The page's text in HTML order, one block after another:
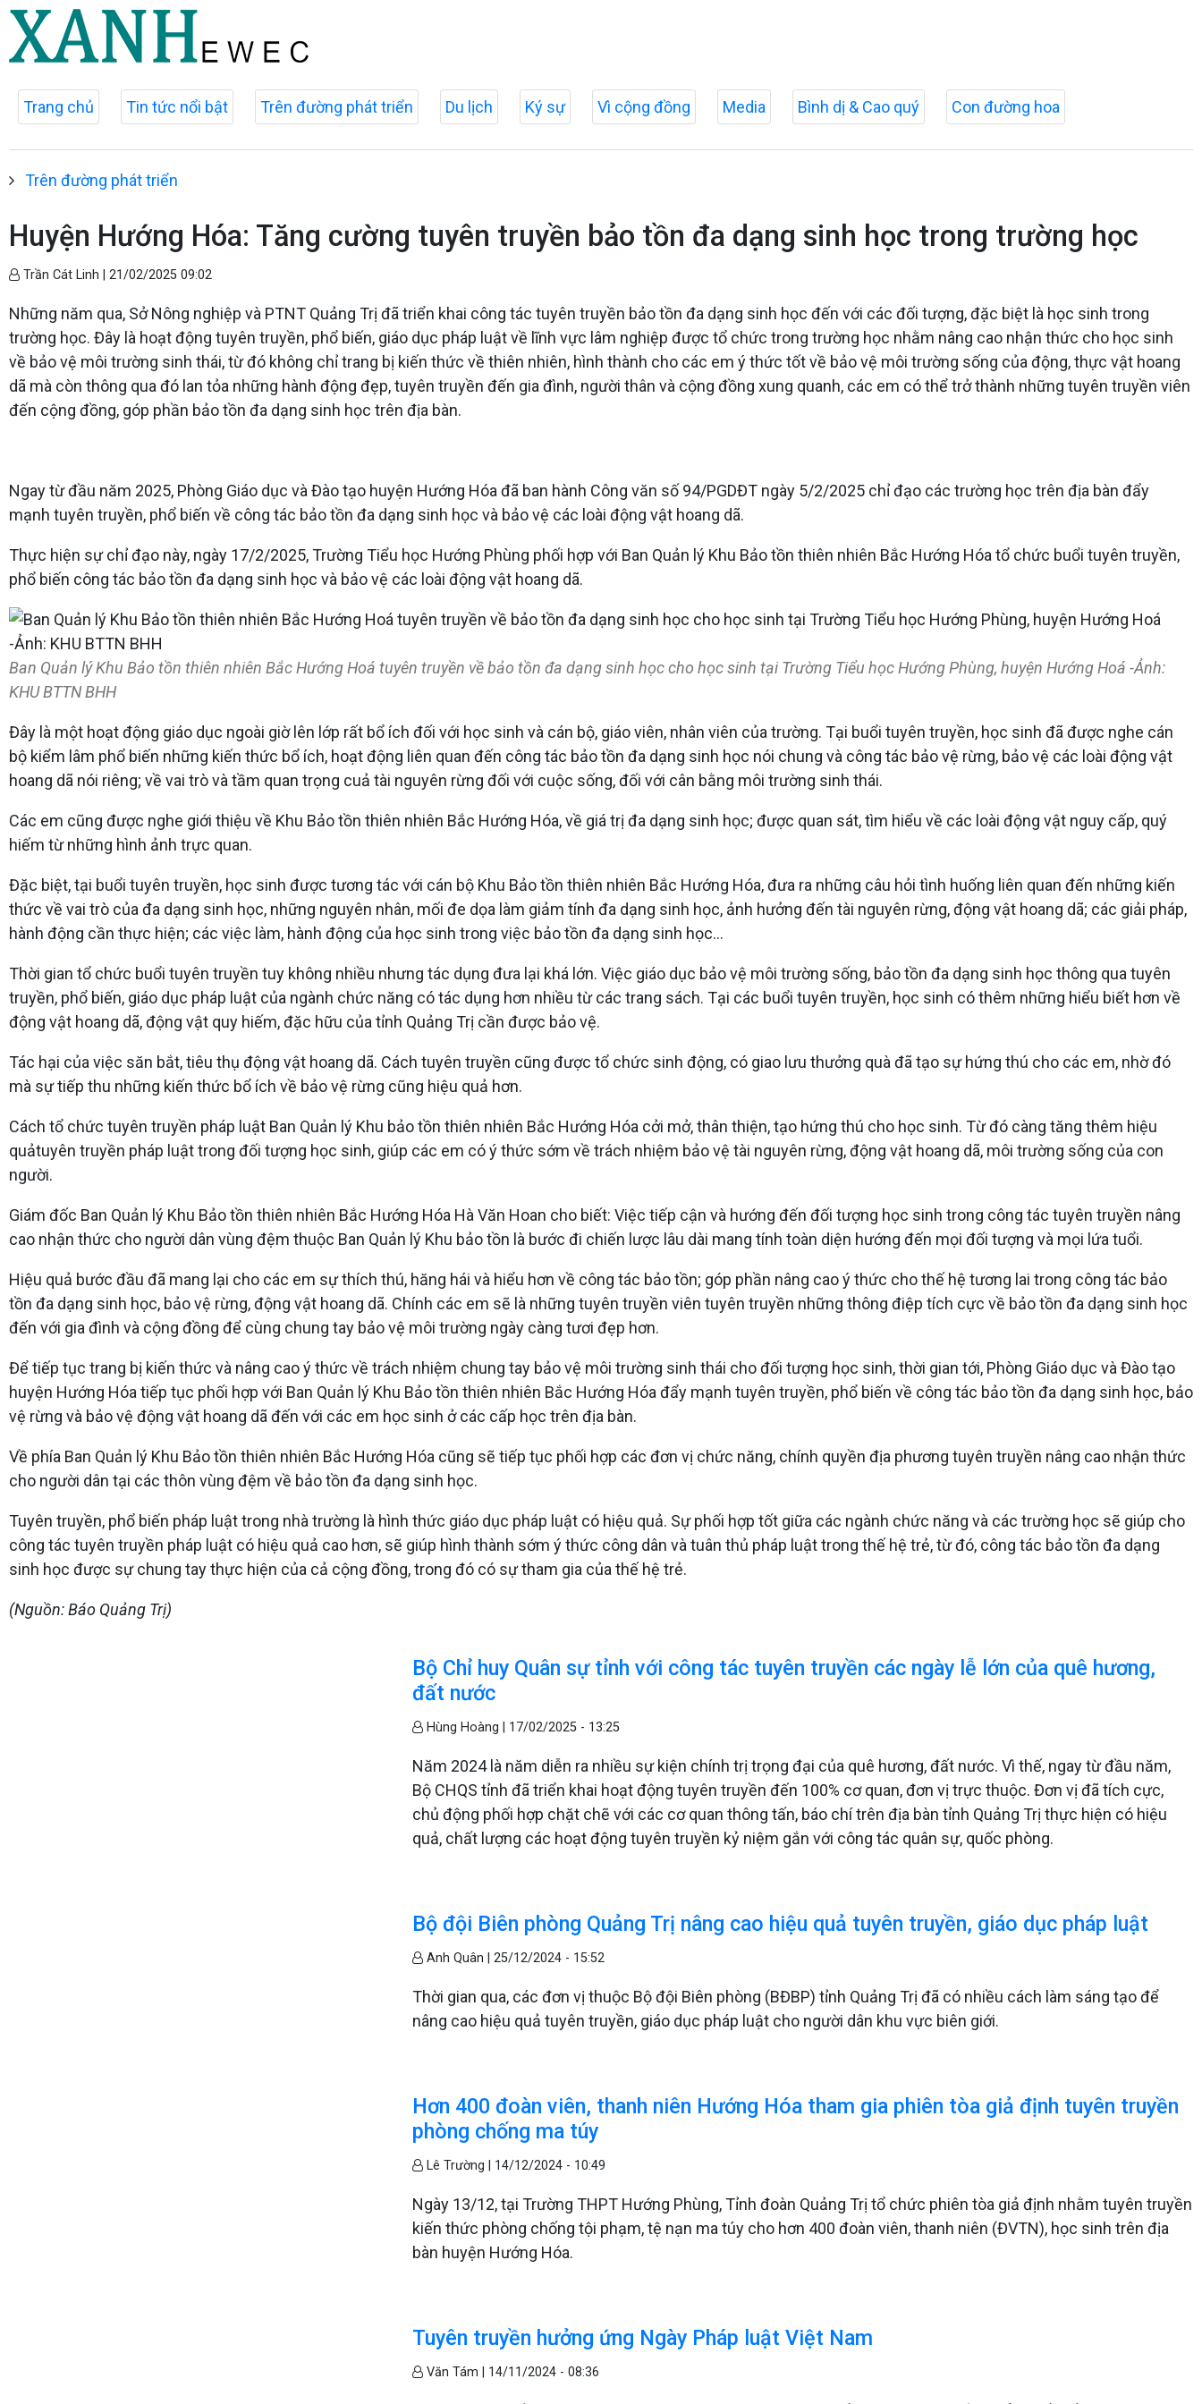
Trang chủ Tin tức nổi bật Trên đường phát triển Du lịch Ký sự Vì cộng đồng Media Bình dị & Cao quý Con đường hoa
Trên đường phát triển
Huyện Hướng Hóa: Tăng cường tuyên truyền bảo tồn đa dạng sinh học trong trường học
Trần Cát Linh | 21/02/2025 09:02
Những năm qua, Sở Nông nghiệp và PTNT Quảng Trị đã triển khai công tác tuyên truyền bảo tồn đa dạng sinh học đến với các đối tượng, đặc biệt là học sinh trong
trường học. Đây là hoạt động tuyên truyền, phổ biến, giáo dục pháp luật về lĩnh vực lâm nghiệp được tổ chức trong trường học nhằm nâng cao nhận thức cho học sinh
về bảo vệ môi trường sinh thái, từ đó không chỉ trang bị kiến thức về thiên nhiên, hình thành cho các em ý thức tốt về bảo vệ môi trường sống của động, thực vật hoang
dã mà còn thông qua đó lan tỏa những hành động đẹp, tuyên truyền đến gia đình, người thân và cộng đồng xung quanh, các em có thể trở thành những tuyên truyền viên
đến cộng đồng, góp phần bảo tồn đa dạng sinh học trên địa bàn.
Ngay từ đầu năm 2025, Phòng Giáo dục và Đào tạo huyện Hướng Hóa đã ban hành Công văn số 94/PGDĐT ngày 5/2/2025 chỉ đạo các trường học trên địa bàn đẩy
mạnh tuyên truyền, phổ biến về công tác bảo tồn đa dạng sinh học và bảo vệ các loài động vật hoang dã.
Thực hiện sự chỉ đạo này, ngày 17/2/2025, Trường Tiểu học Hướng Phùng phối hợp với Ban Quản lý Khu Bảo tồn thiên nhiên Bắc Hướng Hóa tổ chức buổi tuyên truyền,
phổ biến công tác bảo tồn đa dạng sinh học và bảo vệ các loài động vật hoang dã.
Ban Quản lý Khu Bảo tồn thiên nhiên Bắc Hướng Hoá tuyên truyền về bảo tồn đa dạng sinh học cho học sinh tại Trường Tiểu học Hướng Phùng, huyện Hướng Hoá -Ảnh:
KHU BTTN BHH
Đây là một hoạt động giáo dục ngoài giờ lên lớp rất bổ ích đối với học sinh và cán bộ, giáo viên, nhân viên của trường. Tại buổi tuyên truyền, học sinh đã được nghe cán
bộ kiểm lâm phổ biến những kiến thức bổ ích, hoạt động liên quan đến công tác bảo tồn đa dạng sinh học nói chung và công tác bảo vệ rừng, bảo vệ các loài động vật
hoang dã nói riêng; về vai trò và tầm quan trọng cuả tài nguyên rừng đối với cuộc sống, đối với cân bằng môi trường sinh thái.
Các em cũng được nghe giới thiệu về Khu Bảo tồn thiên nhiên Bắc Hướng Hóa, về giá trị đa dạng sinh học; được quan sát, tìm hiểu về các loài động vật nguy cấp, quý
hiếm từ những hình ảnh trực quan.
Đặc biệt, tại buổi tuyên truyền, học sinh được tương tác với cán bộ Khu Bảo tồn thiên nhiên Bắc Hướng Hóa, đưa ra những câu hỏi tình huống liên quan đến những kiến
thức về vai trò của đa dạng sinh học, những nguyên nhân, mối đe dọa làm giảm tính đa dạng sinh học, ảnh hưởng đến tài nguyên rừng, động vật hoang dã; các giải pháp,
hành động cần thực hiện; các việc làm, hành động của học sinh trong việc bảo tồn đa dạng sinh học...
Thời gian tổ chức buổi tuyên truyền tuy không nhiều nhưng tác dụng đưa lại khá lớn. Việc giáo dục bảo vệ môi trường sống, bảo tồn đa dạng sinh học thông qua tuyên
truyền, phổ biến, giáo dục pháp luật của ngành chức năng có tác dụng hơn nhiều từ các trang sách. Tại các buổi tuyên truyền, học sinh có thêm những hiểu biết hơn về
động vật hoang dã, động vật quy hiếm, đặc hữu của tỉnh Quảng Trị cần được bảo vệ.
Tác hại của việc săn bắt, tiêu thụ động vật hoang dã. Cách tuyên truyền cũng được tổ chức sinh động, có giao lưu thưởng quà đã tạo sự hứng thú cho các em, nhờ đó
mà sự tiếp thu những kiến thức bổ ích về bảo vệ rừng cũng hiệu quả hơn.
Cách tổ chức tuyên truyền pháp luật Ban Quản lý Khu bảo tồn thiên nhiên Bắc Hướng Hóa cởi mở, thân thiện, tạo hứng thú cho học sinh. Từ đó càng tăng thêm hiệu
quảtuyên truyền pháp luật trong đối tượng học sinh, giúp các em có ý thức sớm về trách nhiệm bảo vệ tài nguyên rừng, động vật hoang dã, môi trường sống của con
người.
Giám đốc Ban Quản lý Khu Bảo tồn thiên nhiên Bắc Hướng Hóa Hà Văn Hoan cho biết: Việc tiếp cận và hướng đến đối tượng học sinh trong công tác tuyên truyền nâng
cao nhận thức cho người dân vùng đệm thuộc Ban Quản lý Khu bảo tồn là bước đi chiến lược lâu dài mang tính toàn diện hướng đến mọi đối tượng và mọi lứa tuổi.
Hiệu quả bước đầu đã mang lại cho các em sự thích thú, hăng hái và hiểu hơn về công tác bảo tồn; góp phần nâng cao ý thức cho thế hệ tương lai trong công tác bảo
tồn đa dạng sinh học, bảo vệ rừng, động vật hoang dã. Chính các em sẽ là những tuyên truyền viên tuyên truyền những thông điệp tích cực về bảo tồn đa dạng sinh học
đến với gia đình và cộng đồng để cùng chung tay bảo vệ môi trường ngày càng tươi đẹp hơn.
Để tiếp tục trang bị kiến thức và nâng cao ý thức về trách nhiệm chung tay bảo vệ môi trường sinh thái cho đối tượng học sinh, thời gian tới, Phòng Giáo dục và Đào tạo
huyện Hướng Hóa tiếp tục phối hợp với Ban Quản lý Khu Bảo tồn thiên nhiên Bắc Hướng Hóa đẩy mạnh tuyên truyền, phổ biến về công tác bảo tồn đa dạng sinh học, bảo
vệ rừng và bảo vệ động vật hoang dã đến với các em học sinh ở các cấp học trên địa bàn.
Về phía Ban Quản lý Khu Bảo tồn thiên nhiên Bắc Hướng Hóa cũng sẽ tiếp tục phối hợp các đơn vị chức năng, chính quyền địa phương tuyên truyền nâng cao nhận thức
cho người dân tại các thôn vùng đệm về bảo tồn đa dạng sinh học.
Tuyên truyền, phổ biến pháp luật trong nhà trường là hình thức giáo dục pháp luật có hiệu quả. Sự phối hợp tốt giữa các ngành chức năng và các trường học sẽ giúp cho
công tác tuyên truyền pháp luật có hiệu quả cao hơn, sẽ giúp hình thành sớm ý thức công dân và tuân thủ pháp luật trong thế hệ trẻ, từ đó, công tác bảo tồn đa dạng
sinh học được sự chung tay thực hiện của cả cộng đồng, trong đó có sự tham gia của thế hệ trẻ.
(Nguồn: Báo Quảng Trị)
Bộ Chỉ huy Quân sự tỉnh với công tác tuyên truyền các ngày lễ lớn của quê hương,
đất nước
Hùng Hoàng | 17/02/2025 - 13:25
Năm 2024 là năm diễn ra nhiều sự kiện chính trị trọng đại của quê hương, đất nước. Vì thế, ngay từ đầu năm,
Bộ CHQS tỉnh đã triển khai hoạt động tuyên truyền đến 100% cơ quan, đơn vị trực thuộc. Đơn vị đã tích cực,
chủ động phối hợp chặt chẽ với các cơ quan thông tấn, báo chí trên địa bàn tỉnh Quảng Trị thực hiện có hiệu
quả, chất lượng các hoạt động tuyên truyền kỷ niệm gắn với công tác quân sự, quốc phòng.
Bộ đội Biên phòng Quảng Trị nâng cao hiệu quả tuyên truyền, giáo dục pháp luật
Anh Quân |25/12/2024 - 15:52
Thời gian qua, các đơn vị thuộc Bộ đội Biên phòng (BĐBP) tỉnh Quảng Trị đã có nhiều cách làm sáng tạo để
nâng cao hiệu quả tuyên truyền, giáo dục pháp luật cho người dân khu vực biên giới.
Hơn 400 đoàn viên, thanh niên Hướng Hóa tham gia phiên tòa giả định tuyên truyền
phòng chống ma túy
Lê Trường | 14/12/2024 - 10:49
Ngày 13/12, tại Trường THPT Hướng Phùng, Tỉnh đoàn Quảng Trị tổ chức phiên tòa giả định nhằm tuyên truyền
kiến thức phòng chống tội phạm, tệ nạn ma túy cho hơn 400 đoàn viên, thanh niên (ĐVTN), học sinh trên địa
bàn huyện Hướng Hóa.
Tuyên truyền hưởng ứng Ngày Pháp luật Việt Nam
Văn Tám | 14/11/2024 - 08:36